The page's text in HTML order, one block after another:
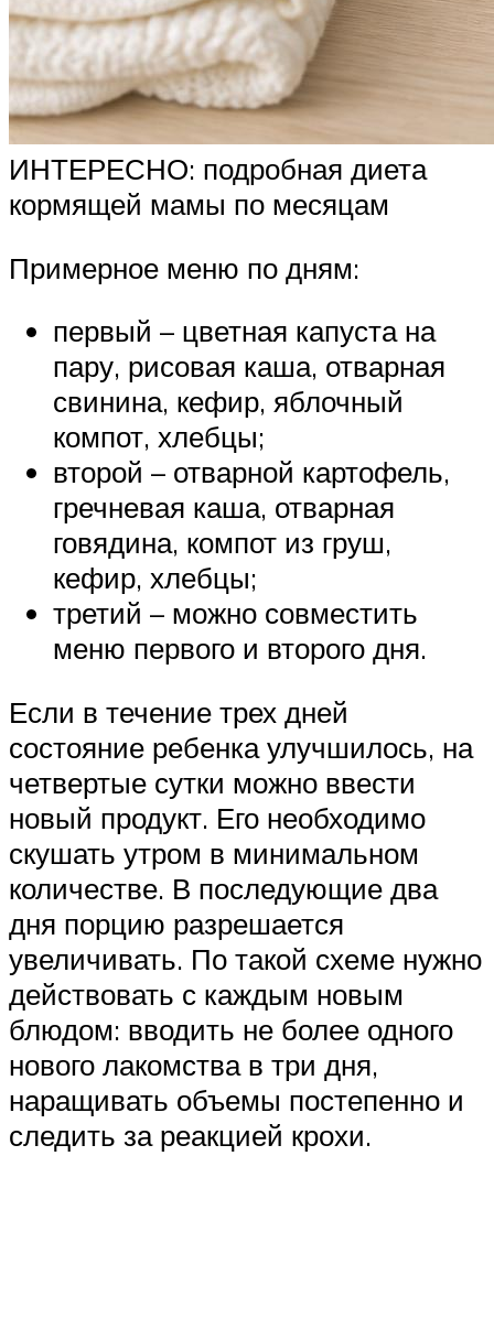
ИНТЕРЕСНО: подробная диета
кормящей мамы по месяцам
Примерное меню по дням:
первый – цветная капуста на
пару, рисовая каша, отварная
свинина, кефир, яблочный
компот, хлебцы;
второй – отварной картофель,
гречневая каша, отварная
говядина, компот из груш,
кефир, хлебцы;
третий – можно совместить
меню первого и второго дня.
Если в течение трех дней
состояние ребенка улучшилось, на
четвертые сутки можно ввести
новый продукт. Его необходимо
скушать утром в минимальном
количестве. В последующие два
дня порцию разрешается
увеличивать. По такой схеме нужно
действовать с каждым новым
блюдом: вводить не более одного
нового лакомства в три дня,
наращивать объемы постепенно и
следить за реакцией крохи.